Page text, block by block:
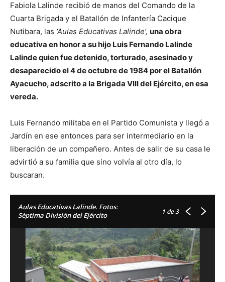
Fabiola Lalinde recibió de manos del Comando de la
Cuarta Brigada y el Batallón de Infantería Cacique
Nutibara, las ‘Aulas Educativas Lalinde’, una obra
educativa en honor a su hijo Luis Fernando Lalinde
Lalinde quien fue detenido, torturado, asesinado y
desaparecido el 4 de octubre de 1984 por el Batallón
Ayacucho, adscrito a la Brigada VIII del Ejército, en esa
vereda.
Luis Fernando militaba en el Partido Comunista y llegó a
Jardín en ese entonces para ser intermediario en la
liberación de un compañero. Antes de salir de su casa le
advirtió a su familia que sino volvía al otro día, lo
buscaran.
Aulas Educativas Lalinde. Fotos:
Séptima División del Ejército
1 de 3